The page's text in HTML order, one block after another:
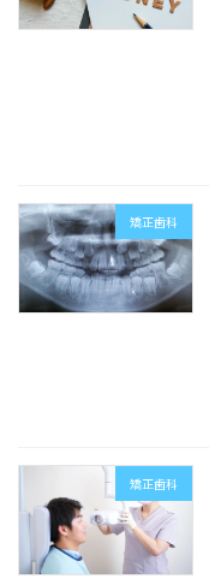
矯正歯科
矯正歯科